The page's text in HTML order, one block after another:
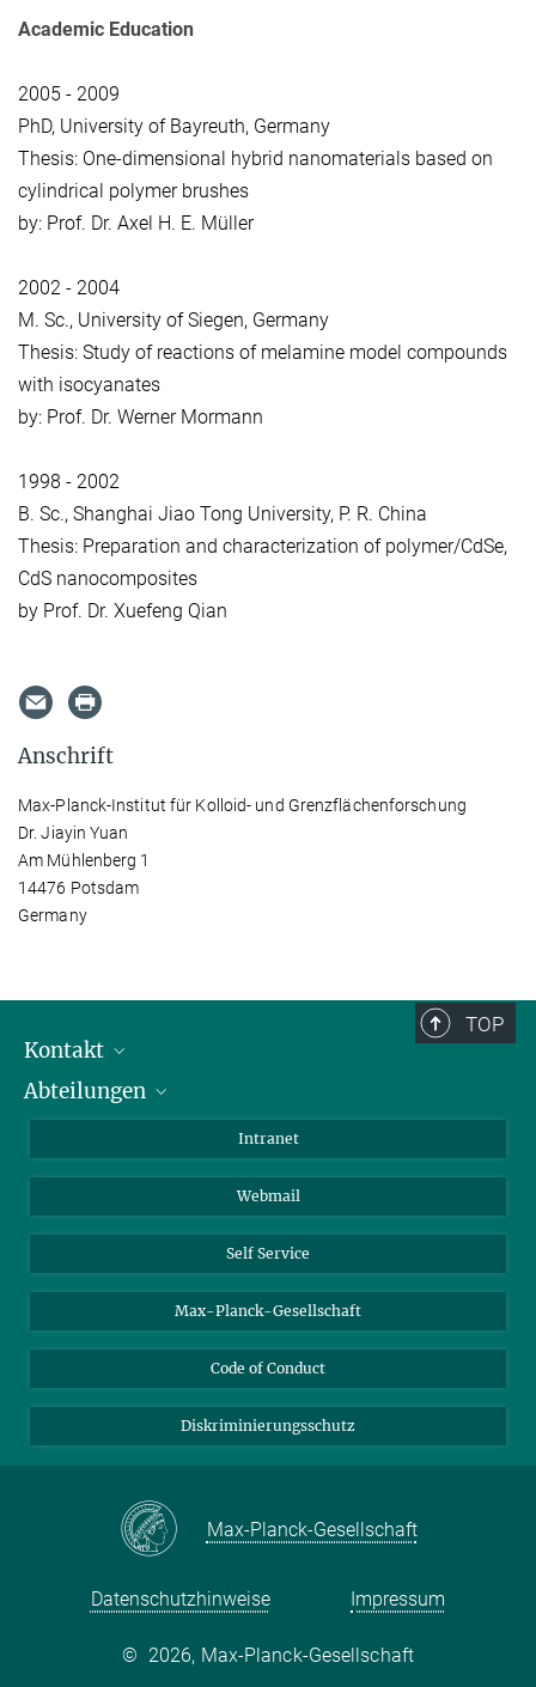
Academic Education
2005 - 2009
PhD, University of Bayreuth, Germany
Thesis: One‐dimensional hybrid nanomaterials based on
cylindrical polymer brushes
by: Prof. Dr. Axel H. E. Müller
2002 - 2004
M. Sc., University of Siegen, Germany
Thesis: Study of reactions of melamine model compounds
with isocyanates
by: Prof. Dr. Werner Mormann
1998 - 2002
B. Sc., Shanghai Jiao Tong University, P. R. China
Thesis: Preparation and characterization of polymer/CdSe,
CdS nanocomposites
by Prof. Dr. Xuefeng Qian
Anschrift
Max-Planck-Institut für Kolloid- und Grenzflächenforschung
Dr. Jiayin Yuan
Am Mühlenberg 1
14476 Potsdam
Germany
TOP
Kontakt
Mitarbeiterverzeichnis
Abteilungen
Kolloidchemie
Nachhaltige und Bio-inspirierte Materialien
Intranet
Webmail
Self Service
Max-Planck-Gesellschaft
Code of Conduct
Diskriminierungsschutz
Max-Planck-Gesellschaft
Datenschutzhinweise Impressum
© 2026, Max-Planck-Gesellschaft